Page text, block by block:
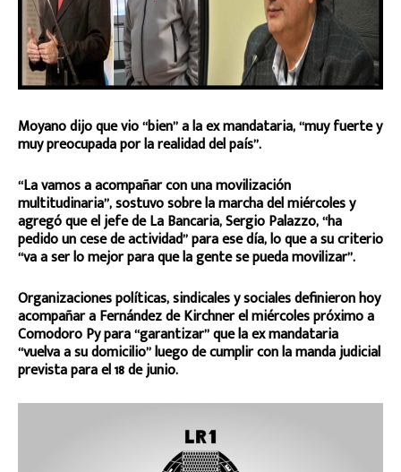
Moyano dijo que vio “bien” a la ex mandataria, “muy fuerte y
muy preocupada por la realidad del país”.
“La vamos a acompañar con una movilización
multitudinaria”, sostuvo sobre la marcha del miércoles y
agregó que el jefe de La Bancaria, Sergio Palazzo, “ha
pedido un cese de actividad” para ese día, lo que a su criterio
“va a ser lo mejor para que la gente se pueda movilizar”.
Organizaciones políticas, sindicales y sociales definieron hoy
acompañar a Fernández de Kirchner el miércoles próximo a
Comodoro Py para “garantizar” que la ex mandataria
“vuelva a su domicilio” luego de cumplir con la manda judicial
prevista para el 18 de junio.